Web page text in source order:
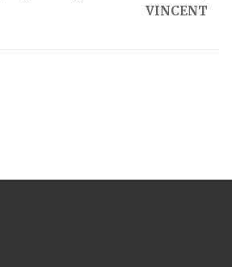
VINCENT